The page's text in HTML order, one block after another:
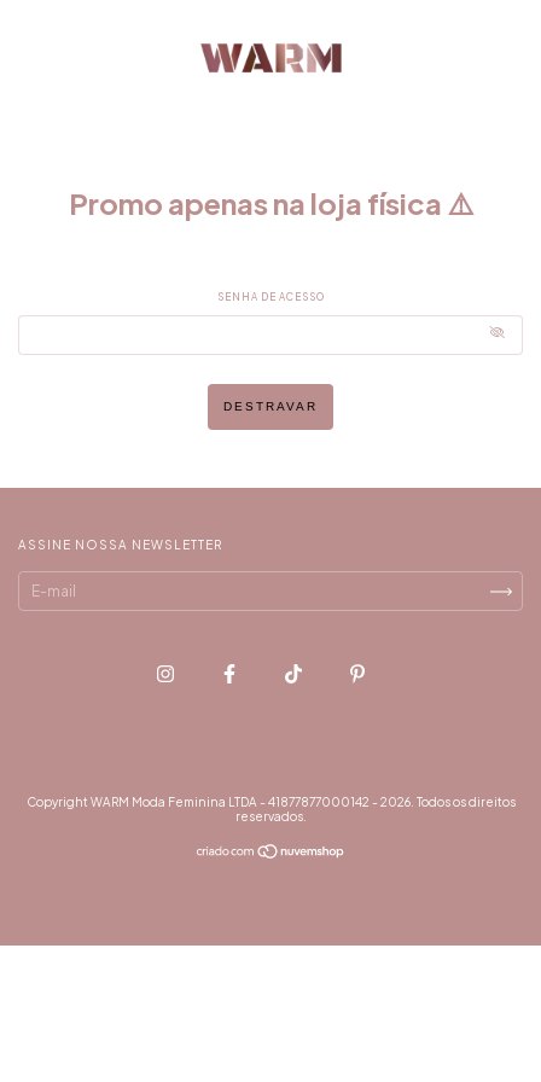
Promo apenas na loja física ⚠️
SENHA DE ACESSO
DESTRAVAR
ASSINE NOSSA NEWSLETTER
Copyright WARM Moda Feminina LTDA - 41877877000142 - 2026. Todos os direitos
reservados.